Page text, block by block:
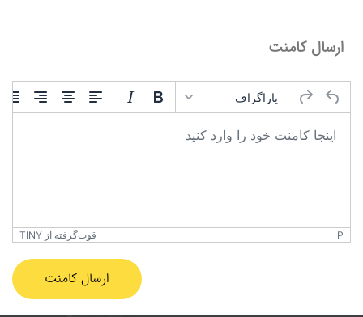
ارسال کامنت
پاراگراف
P قوت‌گرفته از TINY
ارسال کامنت